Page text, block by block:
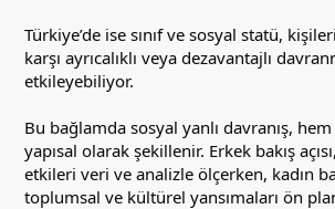
Türkiye’de ise sınıf ve sosyal statü,
karşı ayrıcalıklı veya dezavantajlı
etkileyebiliyor.
Bu bağlamda sosyal yanlı davranış,
yapısal olarak şekillenir. Erkek bakış
etkileri veri ve analizle ölçerken, kadın
toplumsal ve kültürel yansımaları ön